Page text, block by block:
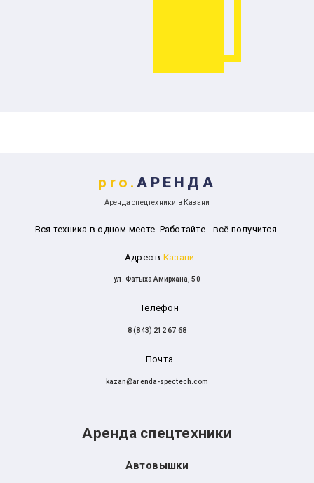
pro.АРЕНДА
Аренда спецтехники в Казани
Вся техника в одном месте. Работайте - всё получится.
Адрес в Казани
ул. Фатыха Амирхана, 50
Телефон
8 (843) 212 67 68
Почта
kazan@arenda-spectech.com
Аренда спецтехники
Автовышки